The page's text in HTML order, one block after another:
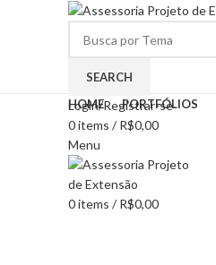
SEARCH
Login/Registrar-se
0items / R$0,00
Menu
0items / R$0,00
HOME PORTFÓLIOS